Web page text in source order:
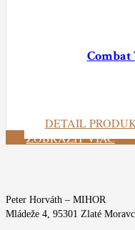
DETAIL
ZOBRAZIŤ VIAC
Peter Horváth – MIHOR
Mládeže 4, 95301 Zlaté